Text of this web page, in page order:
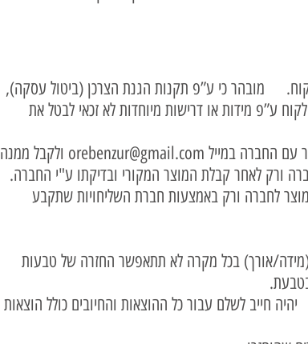
מובהר כי ע”פ תקנות הגנת הצרכן (ביטול עסקה),
בעבור הלקוח ע”פ מידות או דרישות מיוחדות לא זכאי לבטל את
orebenzur@gmail.com ולקבל ממנה
ורק לאחר קבלת המוצר המקורי ובדיקתו ע"י החברה.
לחברה ורק באמצעות חברת השליחויות שתקבע
(מידה/אורך) בכל מקרה לא תתאפשר החזרה של טבעות
חייב לשלם עבור כל ההוצאות והחיובים כולל הוצאות